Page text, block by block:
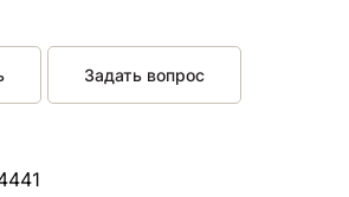
Задать вопрос